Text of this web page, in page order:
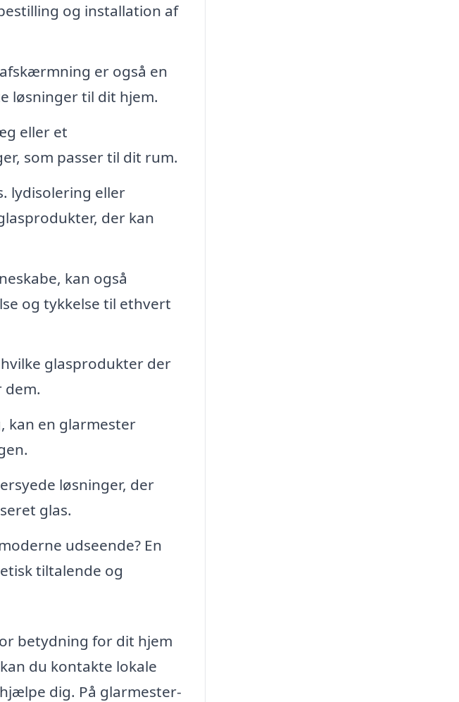
og installation af
er også en
løsninger til dit hjem.
eller et
som passer til dit rum.
lydisolering eller
der kan
kan også
og tykkelse til ethvert
glasprodukter der
dem.
kan en glarmester
løsninger, der
glas.
udseende? En
tiltalende og
betydning for dit hjem
du kontakte lokale
dig. På glarmester-